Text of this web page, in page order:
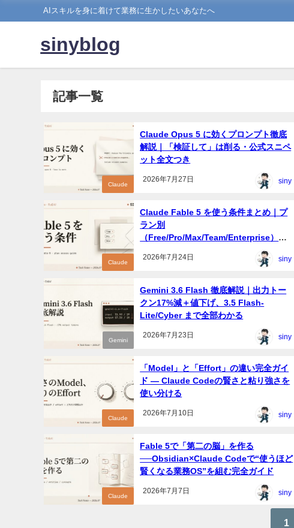
AIスキルを身に着けて業務に生かしたいあなたへ
sinyblog
記事一覧
Claude
Claude Opus 5 に効くプロンプト徹底
解説｜「検証して」は削る・公式スニペ
ット全文つき
2026年7月27日 siny
Claude
Claude Fable 5 を使う条件まとめ｜プ
ラン別
（Free/Pro/Max/Team/Enterprise）を
2026年7月24日 siny
Gemini
Gemini 3.6 Flash 徹底解説｜出力トー
クン17%減＋値下げ、3.5 Flash-
Lite/Cyber まで全部わかる
2026年7月23日 siny
Claude
「Model」と「Effort」の違い完全ガイ
ド ― Claude Codeの賢さと粘り強さを
使い分ける
2026年7月10日 siny
Claude
Fable 5で「第二の脳」を作る
──Obsidian×Claude Codeで“使うほど
賢くなる業務OS”を組む完全ガイド
2026年7月7日 siny
1